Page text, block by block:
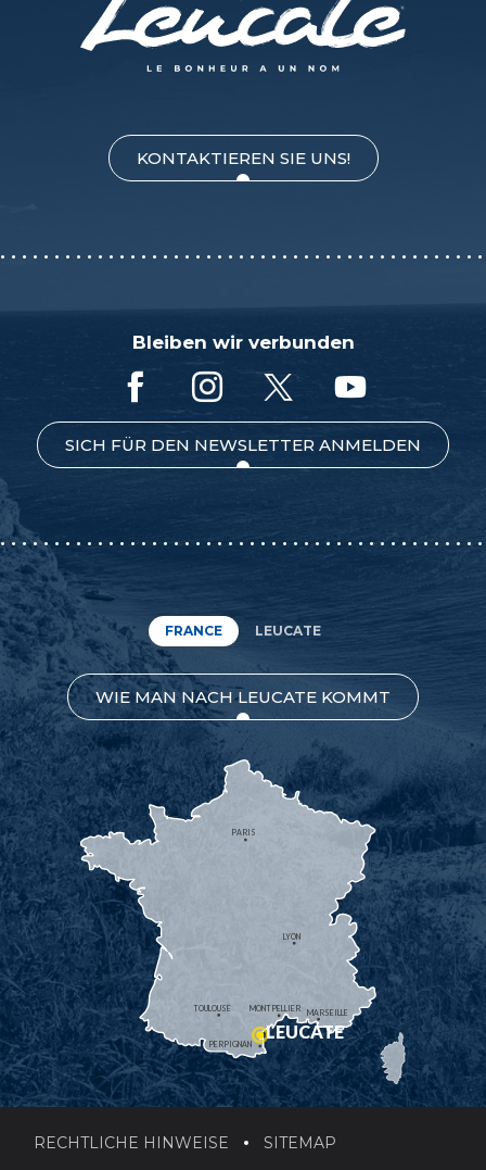
KONTAKTIEREN SIE UNS!
Bleiben wir verbunden
SICH FÜR DEN NEWSLETTER ANMELDEN
FRANCE LEUCATE
WIE MAN NACH LEUCATE KOMMT
MONTPELLIER
PERPIGNAN
MARSEILLE
TOULOUSE
LYON
PARIS
LEUCATE
RECHTLICHE HINWEISE SITEMAP